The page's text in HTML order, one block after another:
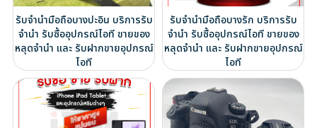
รับจำนำมือถือบางปะอิน บริการรับ
จำนำ รับซื้ออุปกรณ์ไอที ขายของ
หลุดจำนำ และ รับฝากขายอุปกรณ์
ไอที
รับจำนำมือถือบางรัก บริการรับ
จำนำ รับซื้ออุปกรณ์ไอที ขายของ
หลุดจำนำ และ รับฝากขายอุปกรณ์
ไอที